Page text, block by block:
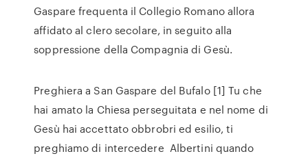
Gaspare frequenta il Collegio Romano allora
affidato al clero secolare, in seguito alla
soppressione della Compagnia di Gesù.
Preghiera a San Gaspare del Bufalo [1] Tu che
hai amato la Chiesa perseguitata e nel nome di
Gesù hai accettato obbrobri ed esilio, ti
preghiamo di intercedere Albertini quando